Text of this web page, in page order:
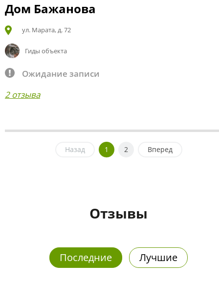
Дом Бажанова
ул. Марата, д. 72
Гиды объекта
Ожидание записи
2 отзыва
Назад 1 2 Вперед
Отзывы
Последние Лучшие